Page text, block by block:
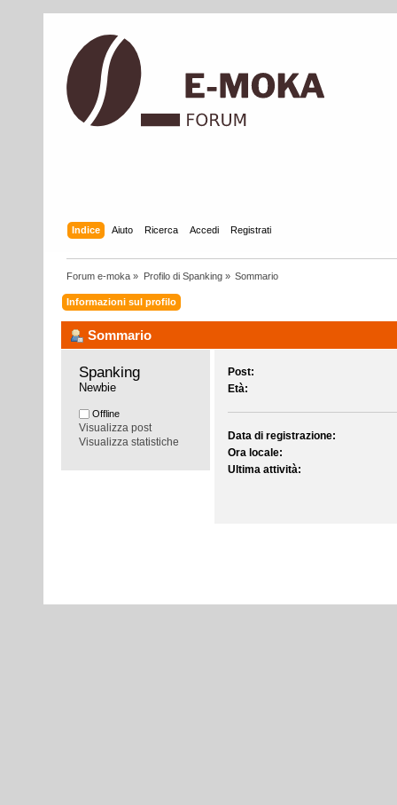
Indice Aiuto Ricerca Accedi Registrati
Forum e-moka » Profilo di Spanking» Sommario
Informazioni sul profilo
Sommario
Spanking
Newbie
Offline
Visualizza post
Visualizza statistiche
Post:
Età:
Data di registrazione:
Ora locale:
Ultima attività: